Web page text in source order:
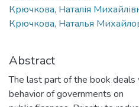
Крючкова, Наталія
Крючкова, Наталья
Abstract
The last part of the book
behavior of governments on